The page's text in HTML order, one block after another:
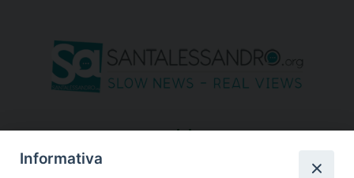
seguici su
Informativa